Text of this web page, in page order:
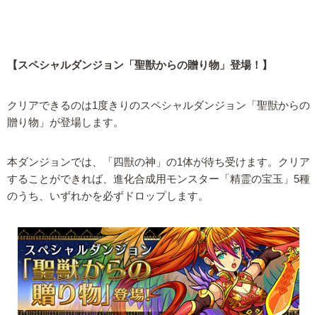
【スペシャルダンジョン「聖獣からの贈り物」登場！】
クリアできるのは1度きりのスペシャルダンジョン「聖獣からの
贈り物」が登場します。
本ダンジョンでは、「四獣の神」の1体が待ち受けます。クリア
することができれば、進化合成用モンスター「精霊の宝玉」5種
のうち、いずれかを必ずドロップします。